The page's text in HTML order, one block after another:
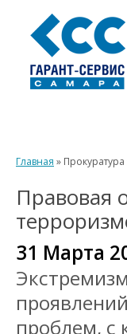
Главная »
Правовая
31 Марта
проблем, с